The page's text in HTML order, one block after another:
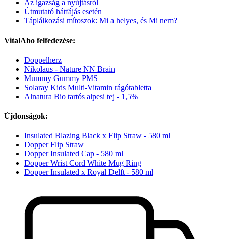
Az igazság a nyújtásról
Útmutató hátfájás esetén
Táplálkozási mítoszok: Mi a helyes, és Mi nem?
VitalAbo felfedezése:
Doppelherz
Nikolaus - Nature NN Brain
Mummy Gummy PMS
Solaray Kids Multi-Vitamin rágótabletta
Alnatura Bio tartós alpesi tej - 1,5%
Újdonságok:
Insulated Blazing Black x Flip Straw - 580 ml
Dopper Flip Straw
Dopper Insulated Cap - 580 ml
Dopper Wrist Cord White Mug Ring
Dopper Insulated x Royal Delft - 580 ml